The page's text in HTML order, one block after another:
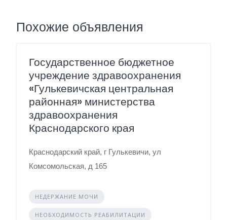
Похожие объявления
Государственное бюджетное
учреждение здравоохранения
«Гулькевичская центральная
районная» министерства
здравоохранения
Краснодарского края
Краснодарский край, г Гулькевичи, ул
Комсомольская, д 165
НЕДЕРЖАНИЕ МОЧИ
НЕОБХОДИМОСТЬ РЕАБИЛИТАЦИИ